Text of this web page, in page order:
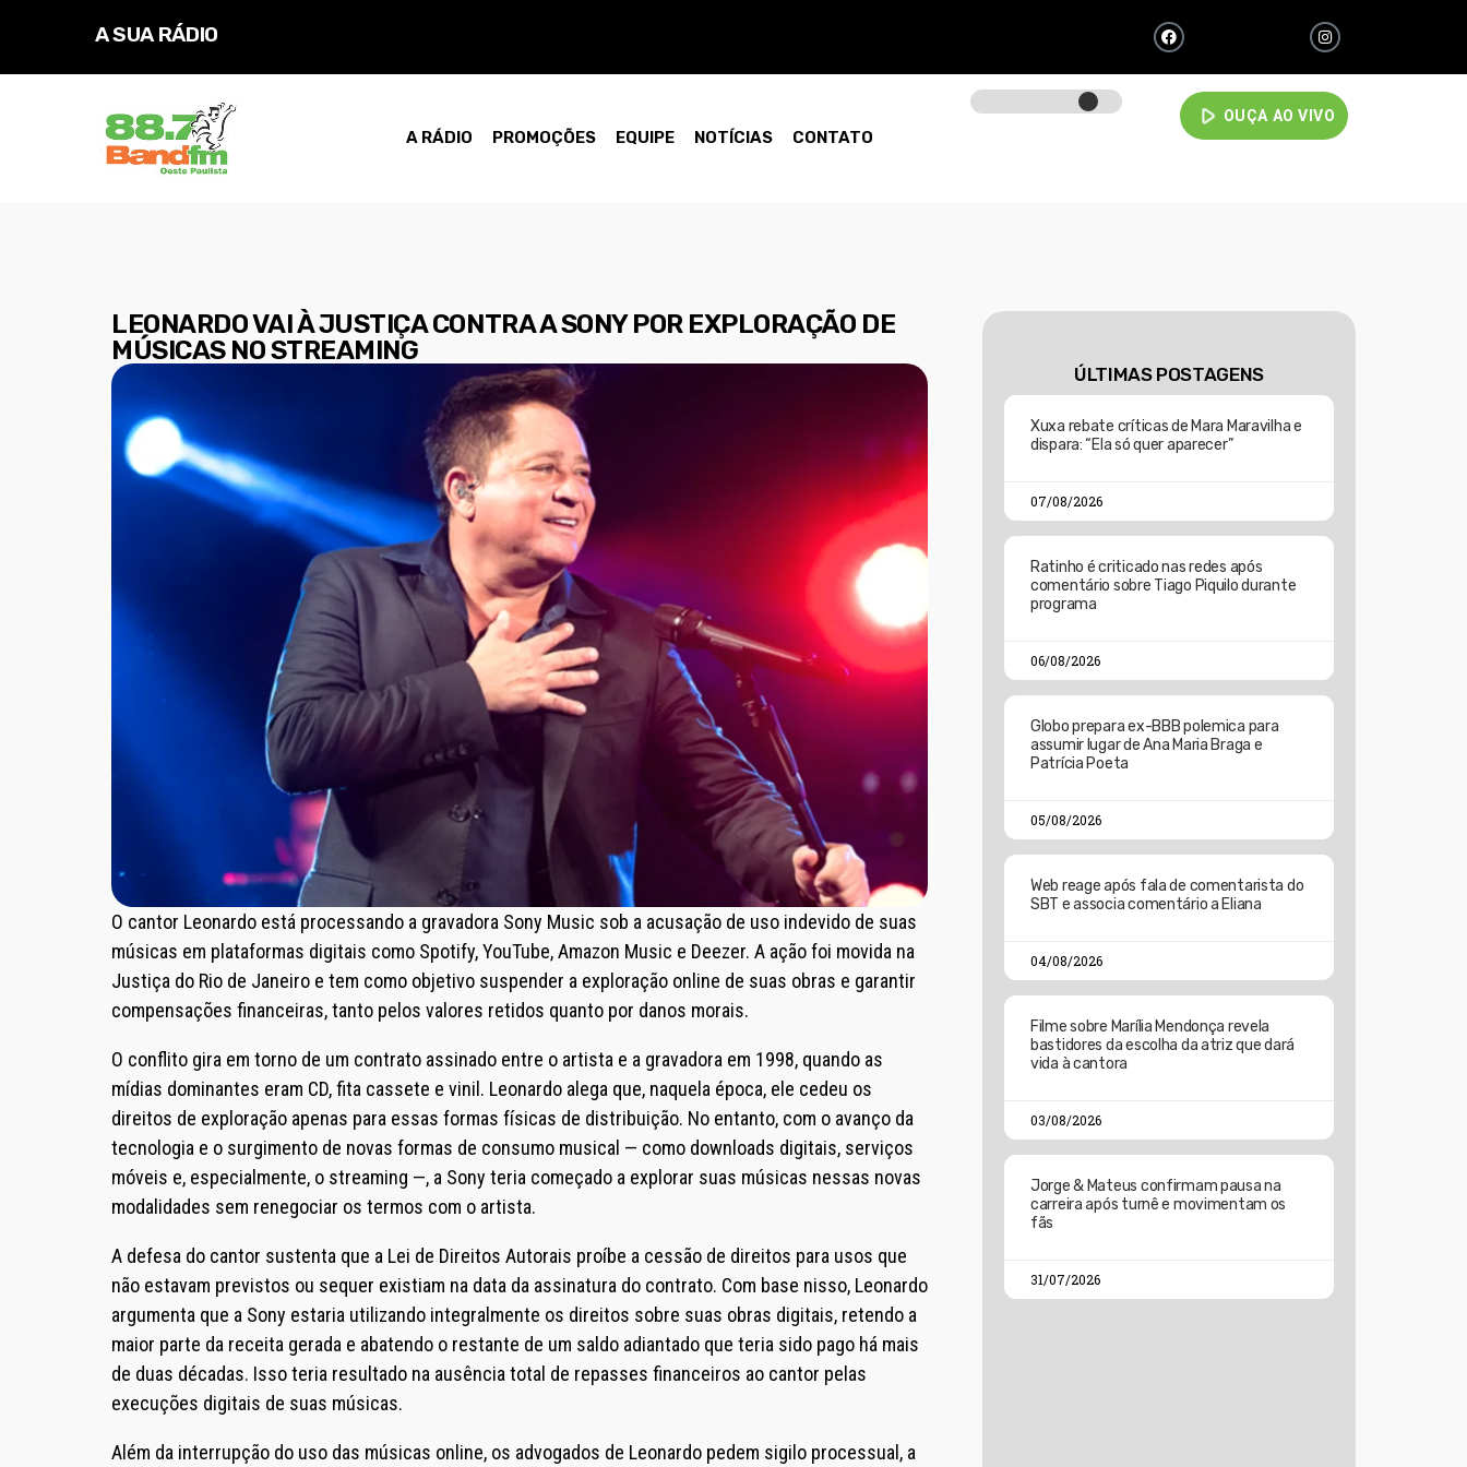
A SUA RÁDIO
A RÁDIO PROMOÇÕES EQUIPE NOTÍCIAS CONTATO
play_arrow OUÇA AO VIVO
LEONARDO VAI À JUSTIÇA CONTRA A SONY POR EXPLORAÇÃO DE
MÚSICAS NO STREAMING
O cantor Leonardo está processando a gravadora Sony Music sob a acusação de uso indevido de suas
músicas em plataformas digitais como Spotify, YouTube, Amazon Music e Deezer. A ação foi movida na
Justiça do Rio de Janeiro e tem como objetivo suspender a exploração online de suas obras e garantir
compensações financeiras, tanto pelos valores retidos quanto por danos morais.
O conflito gira em torno de um contrato assinado entre o artista e a gravadora em 1998, quando as
mídias dominantes eram CD, fita cassete e vinil. Leonardo alega que, naquela época, ele cedeu os
direitos de exploração apenas para essas formas físicas de distribuição. No entanto, com o avanço da
tecnologia e o surgimento de novas formas de consumo musical — como downloads digitais, serviços
móveis e, especialmente, o streaming —, a Sony teria começado a explorar suas músicas nessas novas
modalidades sem renegociar os termos com o artista.
A defesa do cantor sustenta que a Lei de Direitos Autorais proíbe a cessão de direitos para usos que
não estavam previstos ou sequer existiam na data da assinatura do contrato. Com base nisso, Leonardo
argumenta que a Sony estaria utilizando integralmente os direitos sobre suas obras digitais, retendo a
maior parte da receita gerada e abatendo o restante de um saldo adiantado que teria sido pago há mais
de duas décadas. Isso teria resultado na ausência total de repasses financeiros ao cantor pelas
execuções digitais de suas músicas.
Além da interrupção do uso das músicas online, os advogados de Leonardo pedem sigilo processual, a
ÚLTIMAS POSTAGENS
Xuxa rebate críticas de Mara Maravilha e
dispara: “Ela só quer aparecer”
07/08/2026
Ratinho é criticado nas redes após
comentário sobre Tiago Piquilo durante
programa
06/08/2026
Globo prepara ex-BBB polemica para
assumir lugar de Ana Maria Braga e
Patrícia Poeta
05/08/2026
Web reage após fala de comentarista do
SBT e associa comentário a Eliana
04/08/2026
Filme sobre Marília Mendonça revela
bastidores da escolha da atriz que dará
vida à cantora
03/08/2026
Jorge & Mateus confirmam pausa na
carreira após turnê e movimentam os
fãs
31/07/2026